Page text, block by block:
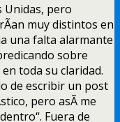
Unidas, pero
muy distintos en
una falta alarmante
sobre
toda su claridad.
de escribir un post
pero asÃ­ me
Fuera de